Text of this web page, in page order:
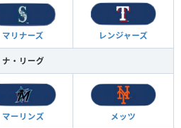
マリナーズ レンジャーズ
ナ・リーグ
マーリンズ メッツ